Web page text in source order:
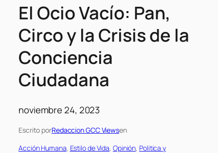
El Ocio Vacío: Pan,
Circo y la Crisis de la
Conciencia
Ciudadana
noviembre 24, 2023
Escrito porRedaccion GCC Viewsen
Acción Humana, Estilo de Vida, Opinión, Politica y